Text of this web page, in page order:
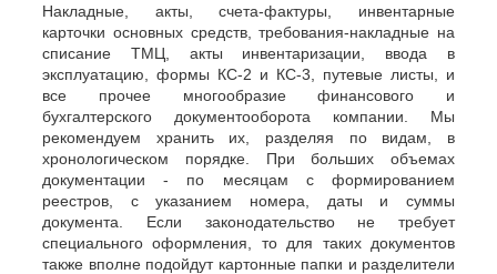
Накладные, акты, счета-фактуры, инвентарные
карточки основных средств, требования-накладные на
списание ТМЦ, акты инвентаризации, ввода в
эксплуатацию, формы КС-2 и КС-3, путевые листы, и
все прочее многообразие финансового и
бухгалтерского документооборота компании. Мы
рекомендуем хранить их, разделяя по видам, в
хронологическом порядке. При больших объемах
документации - по месяцам с формированием
реестров, с указанием номера, даты и суммы
документа. Если законодательство не требует
специального оформления, то для таких документов
также вполне подойдут картонные папки и разделители